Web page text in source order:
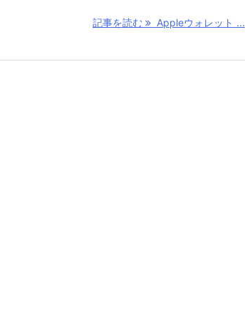
記事を読む Appleウォレット ...